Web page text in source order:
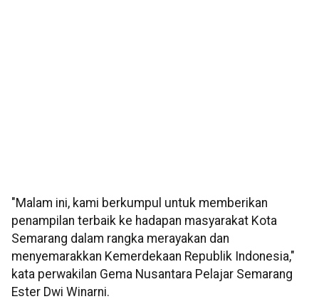
"Malam ini, kami berkumpul untuk memberikan
penampilan terbaik ke hadapan masyarakat Kota
Semarang dalam rangka merayakan dan
menyemarakkan Kemerdekaan Republik Indonesia,"
kata perwakilan Gema Nusantara Pelajar Semarang
Ester Dwi Winarni.